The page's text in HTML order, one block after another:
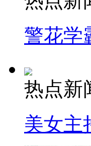
警花学
热点新
美女主